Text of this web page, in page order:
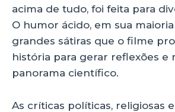
acima de tudo, foi feita para
O humor ácido, em sua
grandes sátiras que o filme
história para gerar reflexões e
panorama científico.
As críticas políticas, religiosas